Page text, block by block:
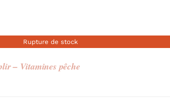
Rupture de stock
– Vitamines pêche